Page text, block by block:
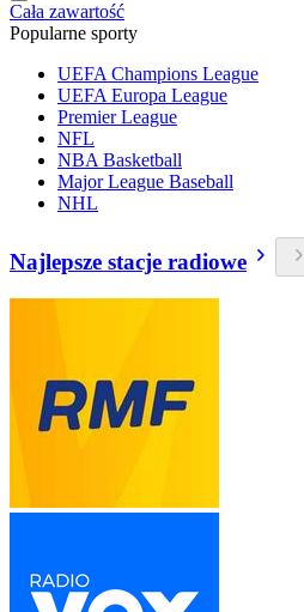
Cała zawartość
Popularne sporty
UEFA Champions League
UEFA Europa League
Premier League
NFL
NBA Basketball
Major League Baseball
NHL
Najlepsze stacje radiowe